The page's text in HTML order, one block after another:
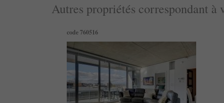
Autres propriétés correspondant à
code 760516